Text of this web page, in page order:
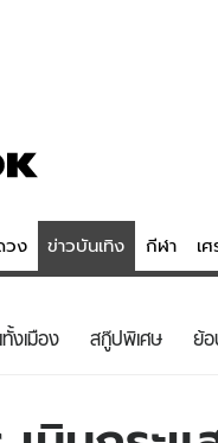
วง ข่าวบันเทิง กีฬา เ
ดูดวง - ตรวจ
งเมือง สกู๊ปพิเศษ ย้อ